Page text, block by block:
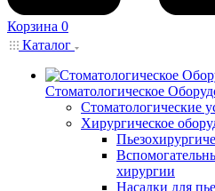
Корзина 0
Каталог
Стоматологическое
Стоматологические
Хирургическое
хирургии
Насадки для